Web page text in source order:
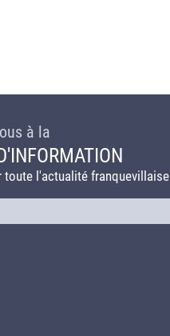
à la
toute l'actualité franquevillaise